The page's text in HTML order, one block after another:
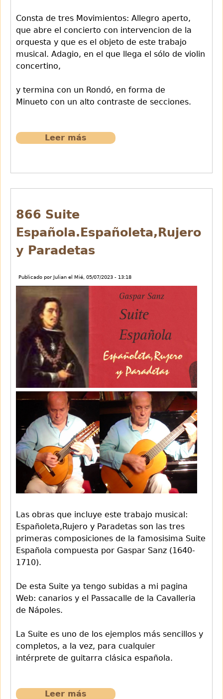
Consta de tres Movimientos: Allegro aperto,
que abre el concierto con intervencion de la
orquesta y que es el objeto de este trabajo
musical. Adagio, en el que llega el sólo de violin
concertino,
y termina con un Rondó, en forma de
Minueto con un alto contraste de secciones.
Leer más
KV
866 Suite
Española.Españoleta,Rujero
y Paradetas
Publicado por Julian el Mié, 05/07/2023 - 13:18
Las obras que incluye este trabajo musical:
Españoleta,Rujero y Paradetas son las tres
primeras composiciones de la famosisima Suite
Española compuesta por Gaspar Sanz (1640-
1710).
De esta Suite ya tengo subidas a mi pagina
Web: canarios y el Passacalle de la Cavalleria
de Nápoles.
La Suite es uno de los ejemplos más sencillos y
completos, a la vez, para cualquier
intérprete de guitarra clásica española.
Leer más